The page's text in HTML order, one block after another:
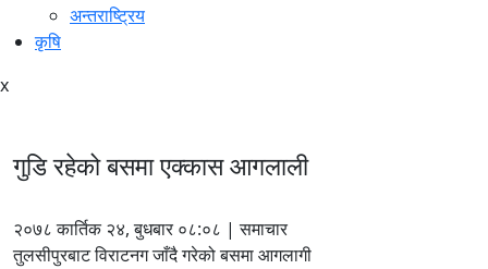
अन्तराष्ट्रिय
कृषि
x
गुडि रहेको बसमा एक्कास आगलाली
२०७८ कार्तिक २४, बुधबार ०८:०८ | समाचार
तुलसीपुरबाट विराटनग जाँदै गरेको बसमा आगलागी